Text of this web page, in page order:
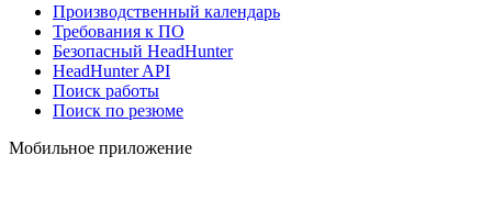
Производственный календарь
Требования к ПО
Безопасный HeadHunter
HeadHunter API
Поиск работы
Поиск по резюме
Мобильное приложение